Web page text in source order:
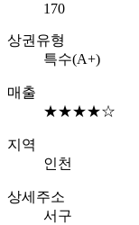
170
상권유형
특수(A+)
매출
★★★★☆
지역
인천
상세주소
서구